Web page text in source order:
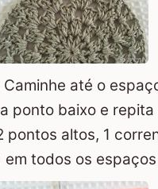
Caminhe até o
ponto baixo e repita
pontos altos, 1
todos os